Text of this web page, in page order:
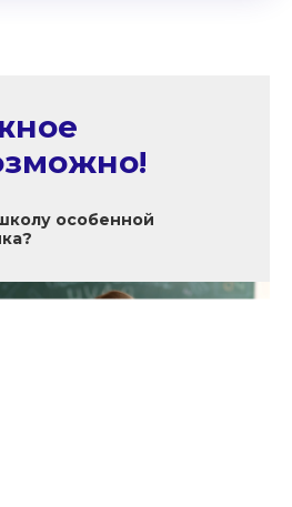
особенной